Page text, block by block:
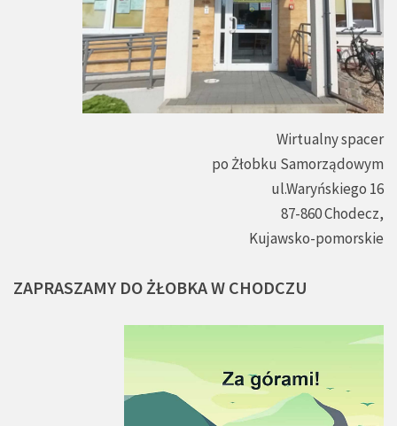
Wirtualny spacer
po Żłobku Samorządowym
ul.Waryńskiego 16
87-860 Chodecz,
Kujawsko-pomorskie
ZAPRASZAMY DOŻŁOBKAW CHODCZU